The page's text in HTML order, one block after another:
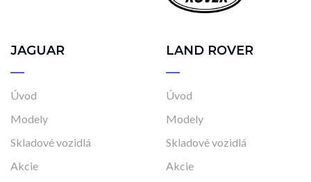
JAGUAR
Úvod
Modely
Skladové vozidlá
Akcie
LAND ROVER
Úvod
Modely
Skladové vozidlá
Akcie